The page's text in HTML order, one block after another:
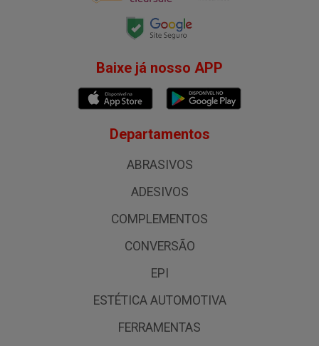
Baixe já nosso APP
Departamentos
ABRASIVOS
ADESIVOS
COMPLEMENTOS
CONVERSÃO
EPI
ESTÉTICA AUTOMOTIVA
FERRAMENTAS